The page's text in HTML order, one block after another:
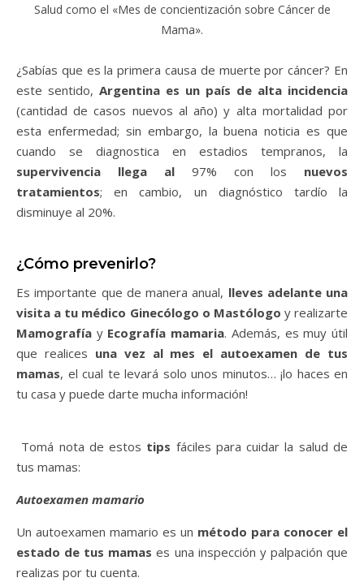
Salud como el «Mes de concientización sobre Cáncer de
Mama».
¿Sabías que es la primera causa de muerte por cáncer? En
este sentido, Argentina es un país de alta incidencia
(cantidad de casos nuevos al año) y alta mortalidad por
esta enfermedad; sin embargo, la buena noticia es que
cuando se diagnostica en estadios tempranos, la
supervivencia llega al 97% con los nuevos
tratamientos; en cambio, un diagnóstico tardío la
disminuye al 20%.
¿Cómo prevenirlo?
Es importante que de manera anual, lleves adelante una
visita a tu médico Ginecólogo o Mastólogo y realizarte
Mamografía y Ecografía mamaria. Además, es muy útil
que realices una vez al mes el autoexamen de tus
mamas, el cual te levará solo unos minutos… ¡lo haces en
tu casa y puede darte mucha información!
Tomá nota de estos tips fáciles para cuidar la salud de
tus mamas:
Autoexamen mamario
Un autoexamen mamario es un método para conocer el
estado de tus mamas es una inspección y palpación que
realizas por tu cuenta.